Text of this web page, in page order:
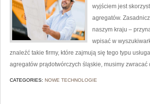
wyjściem jest
agregatów.
naszym kraju –
wpisać w
znaleźć takie firmy, które zajmują się tego typu
agregatów prądotwórczych śląskie, musimy zwracać
CATEGORIES: NOWE TECHNOLOGIE